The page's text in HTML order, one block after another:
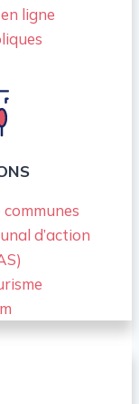
ligne
d’action